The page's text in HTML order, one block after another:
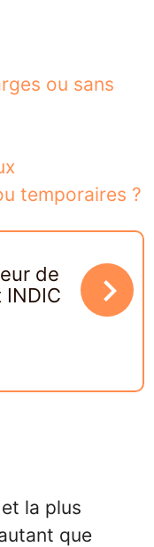
ou sans
temporaires ?
de
INDIC
navigate_next
la plus
que